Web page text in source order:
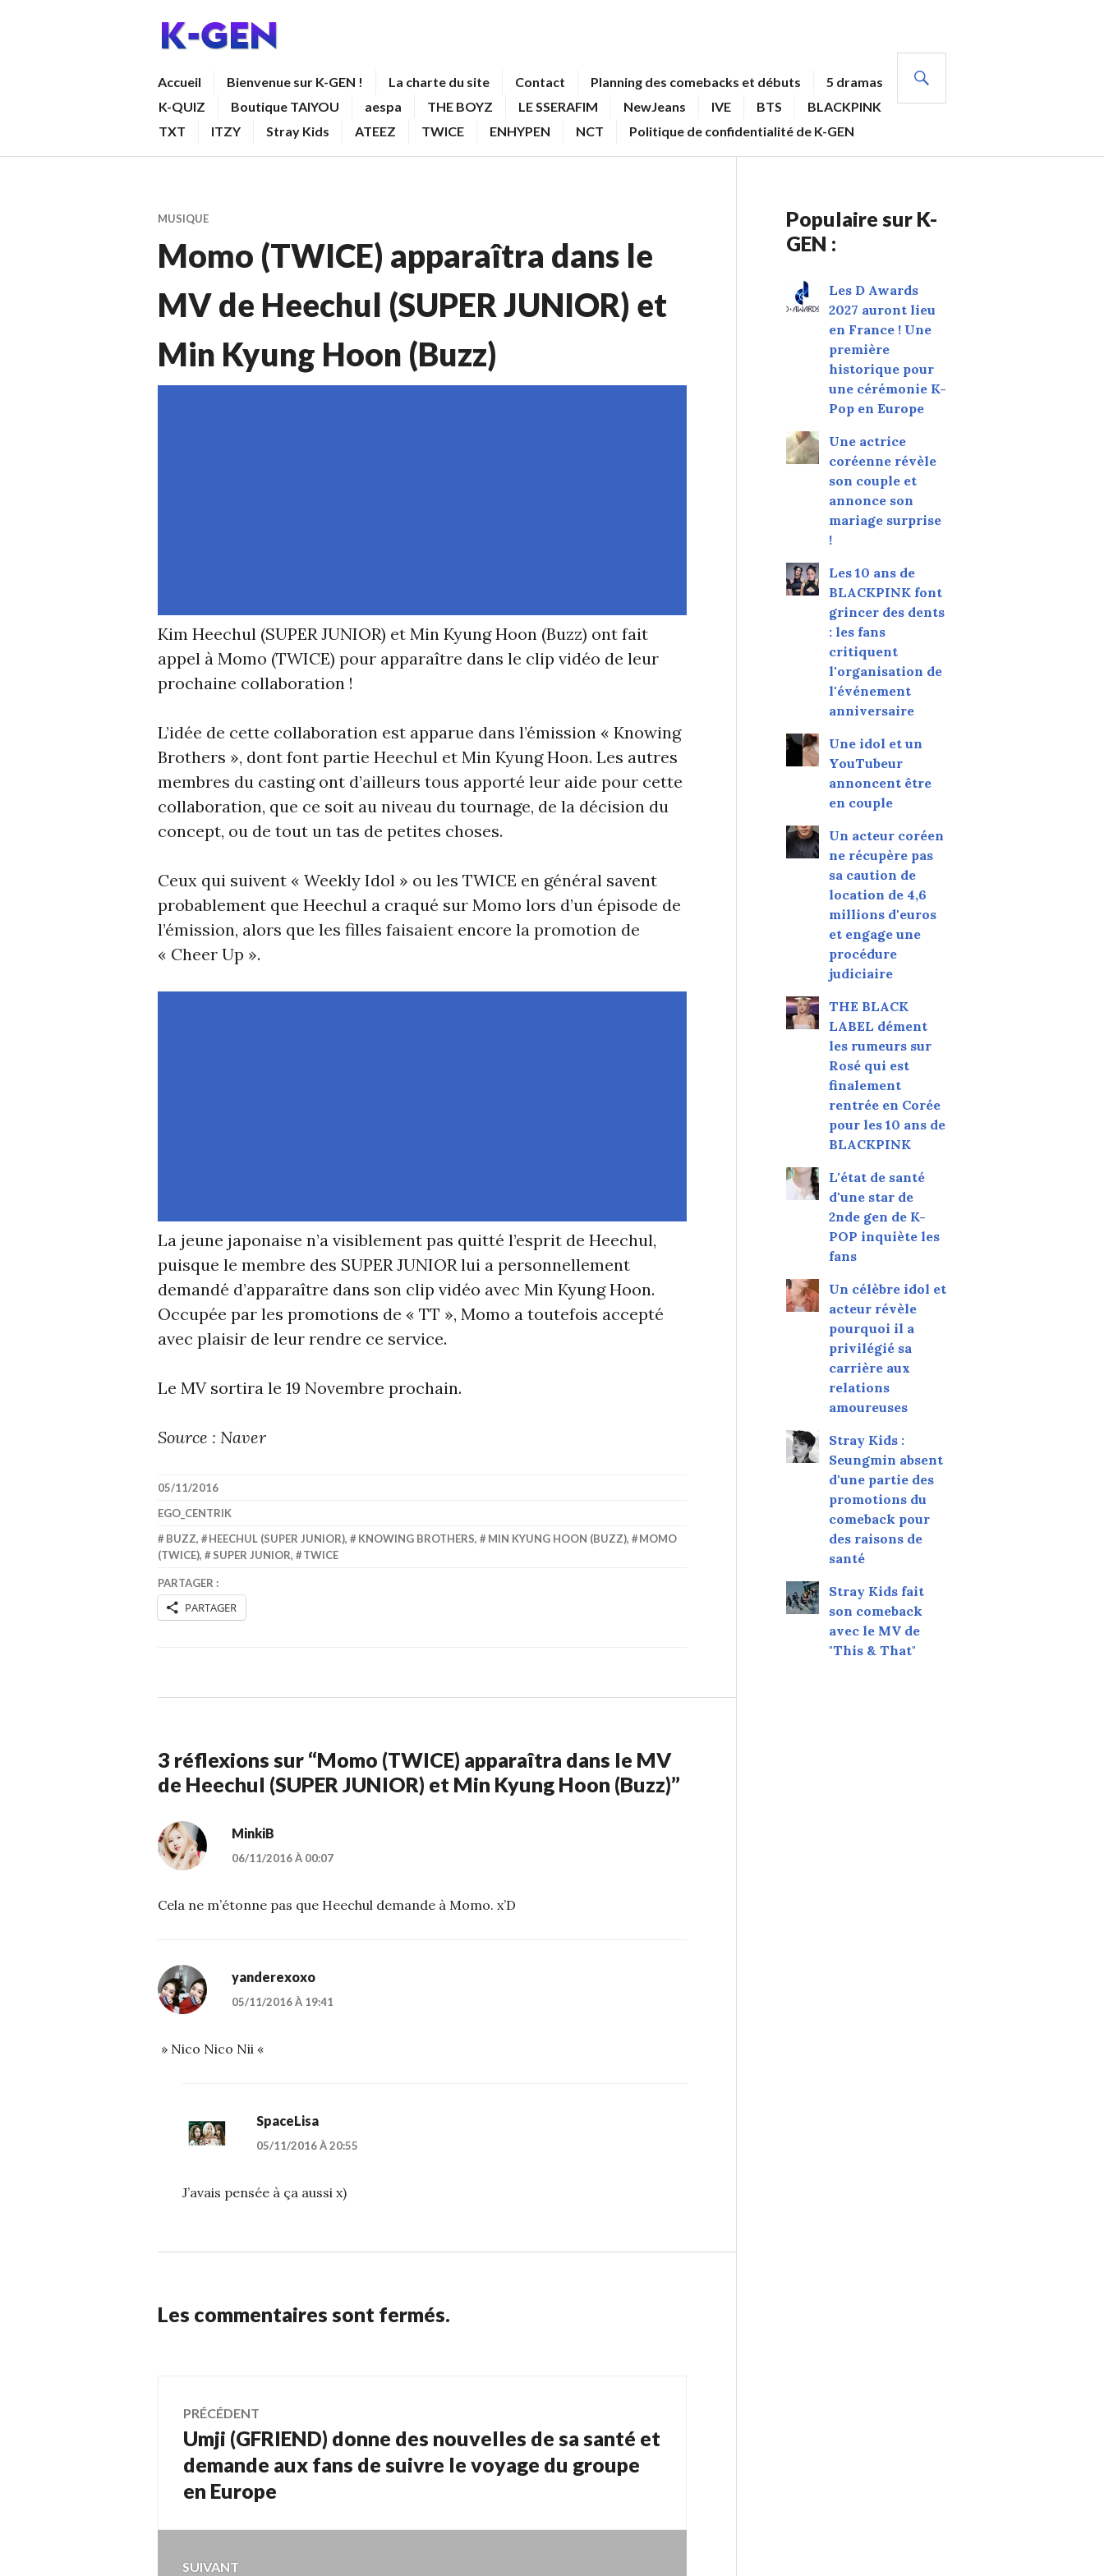
Accueil Bienvenue sur K-GEN ! La charte du site Contact Planning des comebacks et débuts
5 dramas
K-QUIZ
Boutique TAIYOU aespa THE BOYZ LE SSERAFIM NewJeans IVE BTS
BLACKPINK
TXT
ITZY Stray Kids ATEEZ TWICE ENHYPEN NCT Politique de confidentialité de K-GEN
MUSIQUE
Momo (TWICE) apparaîtra dans le
MV de Heechul (SUPER JUNIOR) et
Min Kyung Hoon (Buzz)
Kim Heechul (SUPER JUNIOR) et Min Kyung Hoon (Buzz) ont fait
appel à Momo (TWICE) pour apparaître dans le clip vidéo de leur
prochaine collaboration !
L’idée de cette collaboration est apparue dans l’émission « Knowing
Brothers », dont font partie Heechul et Min Kyung Hoon. Les autres
membres du casting ont d’ailleurs tous apporté leur aide pour cette
collaboration, que ce soit au niveau du tournage, de la décision du
concept, ou de tout un tas de petites choses.
Ceux qui suivent « Weekly Idol » ou les TWICE en général savent
probablement que Heechul a craqué sur Momo lors d’un épisode de
l’émission, alors que les filles faisaient encore la promotion de
« Cheer Up ».
La jeune japonaise n’a visiblement pas quitté l’esprit de Heechul,
puisque le membre des SUPER JUNIOR lui a personnellement
demandé d’apparaître dans son clip vidéo avec Min Kyung Hoon.
Occupée par les promotions de « TT », Momo a toutefois accepté
avec plaisir de leur rendre ce service.
Le MV sortira le 19 Novembre prochain.
Source : Naver
05/11/2016
EGO_CENTRIK
BUZZ, HEECHUL (SUPER JUNIOR), KNOWING BROTHERS, MIN KYUNG HOON (BUZZ),
MOMO
(TWICE), SUPER JUNIOR, TWICE
PARTAGER :
PARTAGER
3 réflexions sur “Momo (TWICE) apparaîtra dans le MV
de Heechul (SUPER JUNIOR) et Min Kyung Hoon (Buzz)”
MinkiB
06/11/2016 À 00:07
Cela ne m’étonne pas que Heechul demande à Momo. x’D
yanderexoxo
05/11/2016 À 19:41
» Nico Nico Nii «
SpaceLisa
05/11/2016 À 20:55
J’avais pensée à ça aussi x)
Les commentaires sont fermés.
Navigation
de
l’article
PRÉCÉDENT
Article
précédent :
Umji (GFRIEND) donne des nouvelles de sa santé et
demande aux fans de suivre le voyage du groupe
en Europe
SUIVANT
Populaire sur K-
GEN :
Les D Awards
2027 auront lieu
en France ! Une
première
historique pour
une cérémonie K-
Pop en Europe
Une actrice
coréenne révèle
son couple et
annonce son
mariage surprise
!
Les 10 ans de
BLACKPINK font
grincer des dents
: les fans
critiquent
l'organisation de
l'événement
anniversaire
Une idol et un
YouTubeur
annoncent être
en couple
Un acteur coréen
ne récupère pas
sa caution de
location de 4,6
millions d'euros
et engage une
procédure
judiciaire
THE BLACK
LABEL dément
les rumeurs sur
Rosé qui est
finalement
rentrée en Corée
pour les 10 ans de
BLACKPINK
L'état de santé
d'une star de
2nde gen de K-
POP inquiète les
fans
Un célèbre idol et
acteur révèle
pourquoi il a
privilégié sa
carrière aux
relations
amoureuses
Stray Kids :
Seungmin absent
d'une partie des
promotions du
comeback pour
des raisons de
santé
Stray Kids fait
son comeback
avec le MV de
"This & That"